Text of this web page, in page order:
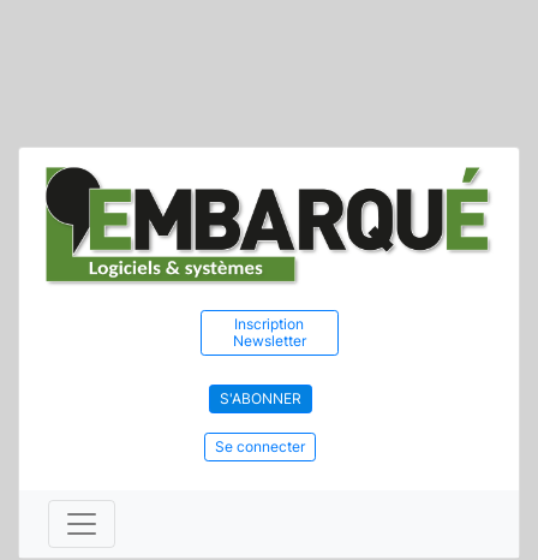
Inscription
Newsletter
S'ABONNER
Se connecter